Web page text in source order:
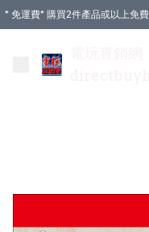
* 免運費* 購買2件產品或以上免